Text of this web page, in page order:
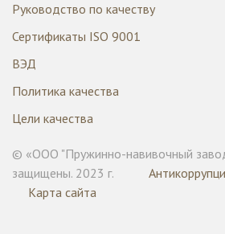
Руководство по качеству
Сертификаты ISO 9001
ВЭД
Политика качества
Цели качества
© «ООО "Пружинно-навивочный
защищены. 2023 г.
Карта сайта